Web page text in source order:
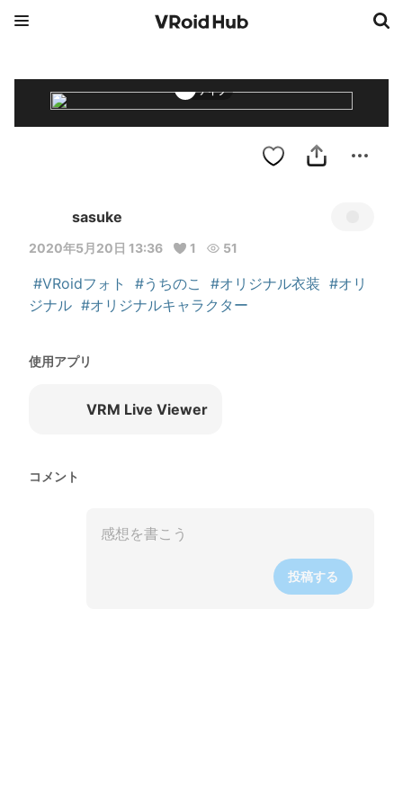
アイラ
sasuke
2020年5月20日 13:36 1 51
#VRoidフォト #うちのこ #オリジナル衣装 #オリ
ジナル #オリジナルキャラクター
使用アプリ
VRM Live Viewer
コメント
投稿する